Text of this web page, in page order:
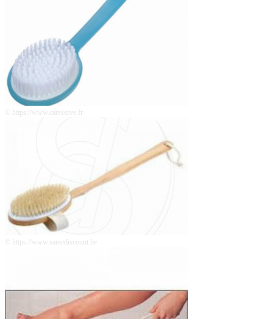
© https://www.careserve.fr
© https://www.santediscount.be